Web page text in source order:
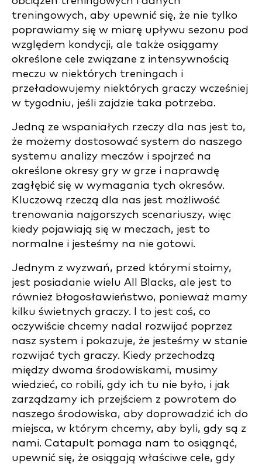
treningowych, aby upewnić się, że nie tylko
poprawiamy się w miarę upływu sezonu pod
względem kondycji, ale także osiągamy
określone cele związane z intensywnością
meczu w niektórych treningach i
przeładowujemy niektórych graczy wcześniej
w tygodniu, jeśli zajdzie taka potrzeba.
Jedną ze wspaniałych rzeczy dla nas jest to,
że możemy dostosować system do naszego
systemu analizy meczów i spojrzeć na
określone okresy gry w grze i naprawdę
zagłębić się w wymagania tych okresów.
Kluczową rzeczą dla nas jest możliwość
trenowania najgorszych scenariuszy, więc
kiedy pojawiają się w meczach, jest to
normalne i jesteśmy na nie gotowi.
Jednym z wyzwań, przed którymi stoimy,
jest posiadanie wielu All Blacks, ale jest to
również błogosławieństwo, ponieważ mamy
kilku świetnych graczy. I to jest coś, co
oczywiście chcemy nadal rozwijać poprzez
nasz system i pokazuje, że jesteśmy w stanie
rozwijać tych graczy. Kiedy przechodzą
między dwoma środowiskami, musimy
wiedzieć, co robili, gdy ich tu nie było, i jak
zarządzamy ich przejściem z powrotem do
naszego środowiska, aby doprowadzić ich do
miejsca, w którym chcemy, aby byli, gdy są z
nami. Catapult pomaga nam to osiągnąć,
upewnić się, że osiągają właściwe cele, gdy